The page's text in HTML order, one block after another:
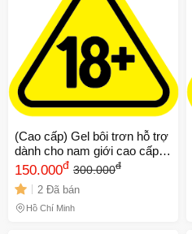
(Cao cấp) Gel bôi trơn hỗ trợ
dành cho nam giới cao cấp
Super Viga 84000 | Chai
45ml Chính hãng
150.000đ 300.000đ
2 Đã bán
Hồ Chí Minh